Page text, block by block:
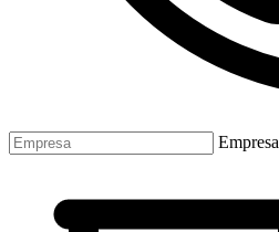
Empresa